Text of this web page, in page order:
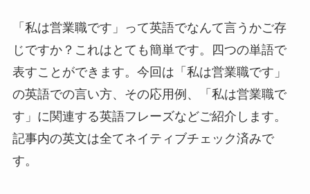
「私は営業職です」って英語でなんて言うかご存
じですか？これはとても簡単です。四つの単語で
表すことができます。今回は「私は営業職です」
の英語での言い方、その応用例、「私は営業職で
す」に関連する英語フレーズなどご紹介します。
記事内の英文は全てネイティブチェック済みで
す。